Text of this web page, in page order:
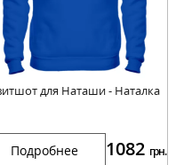
для Наташи - Наталка
Подробнее 1082 грн.